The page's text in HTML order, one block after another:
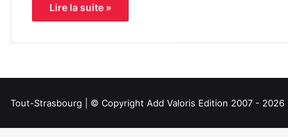
Lire la suite »
Tout-Strasbourg | © Copyright Add Valoris Edition 2007 - 2026 |